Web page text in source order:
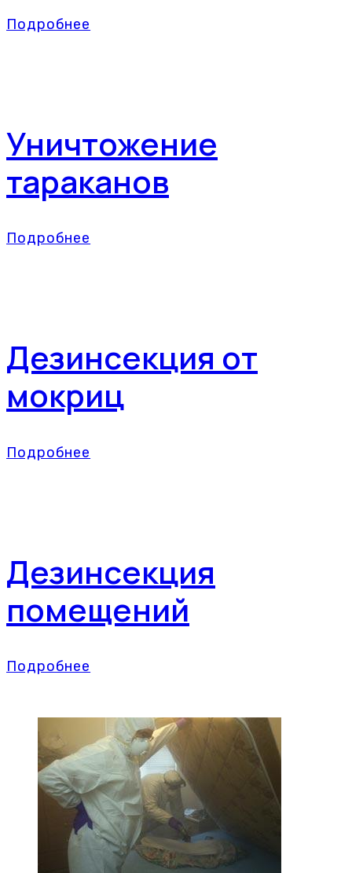
Подробнее
Уничтожение
тараканов
Подробнее
Дезинсекция от
мокриц
Подробнее
Дезинсекция
помещений
Подробнее